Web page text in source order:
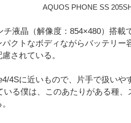
AQUOS PHONE SS
液晶（解像度：854×480）搭載
パクトなボディながらバッテリ
されている。
4Sに近いもので、片手で扱い
いる僕は、このあたりがある種